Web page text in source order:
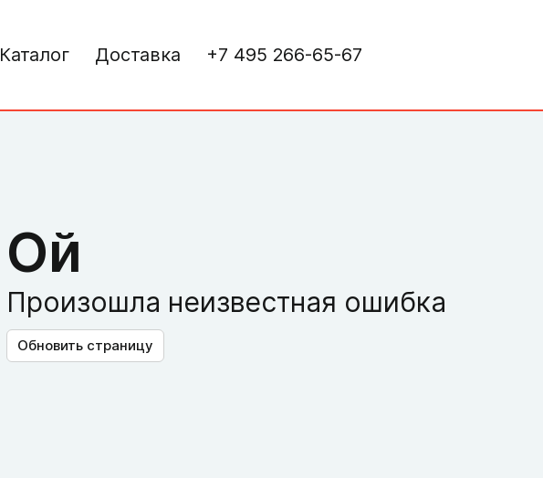
Каталог Доставка +7 495 266-65-67
Ой
Произошла неизвестная ошибка
Обновить страницу